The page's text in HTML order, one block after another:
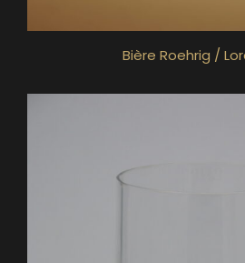
Bière Roehrig /